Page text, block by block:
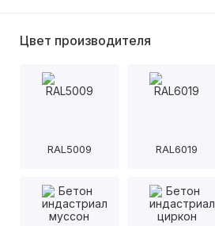
Цвет производителя
RAL5009 RAL6019